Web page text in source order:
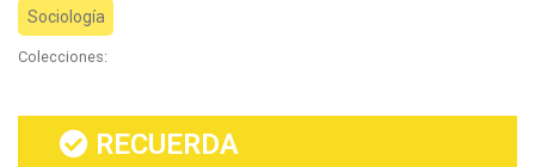
Sociología
Colecciones:
RECUERDA